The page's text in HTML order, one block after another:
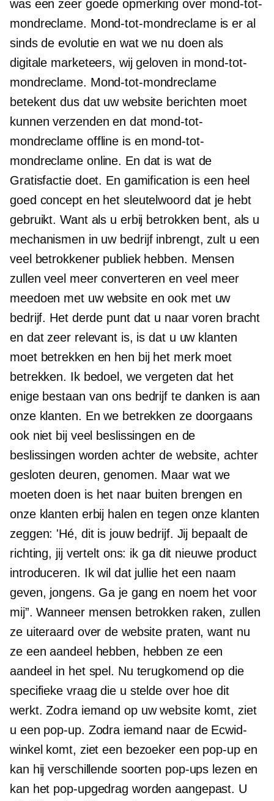
was een zeer goede opmerking over mond-tot-
mondreclame. Mond-tot-mondreclame is er al
sinds de evolutie en wat we nu doen als
digitale marketeers, wij geloven in mond-tot-
mondreclame. Mond-tot-mondreclame
betekent dus dat uw website berichten moet
kunnen verzenden en dat mond-tot-
mondreclame offline is en mond-tot-
mondreclame online. En dat is wat de
Gratisfactie doet. En gamification is een heel
goed concept en het sleutelwoord dat je hebt
gebruikt. Want als u erbij betrokken bent, als u
mechanismen in uw bedrijf inbrengt, zult u een
veel betrokkener publiek hebben. Mensen
zullen veel meer converteren en veel meer
meedoen met uw website en ook met uw
bedrijf. Het derde punt dat u naar voren bracht
en dat zeer relevant is, is dat u uw klanten
moet betrekken en hen bij het merk moet
betrekken. Ik bedoel, we vergeten dat het
enige bestaan ​​van ons bedrijf te danken is aan
onze klanten. En we betrekken ze doorgaans
ook niet bij veel beslissingen en de
beslissingen worden achter de website, achter
gesloten deuren, genomen. Maar wat we
moeten doen is het naar buiten brengen en
onze klanten erbij halen en tegen onze klanten
zeggen: 'Hé, dit is jouw bedrijf. Jij bepaalt de
richting, jij vertelt ons: ik ga dit nieuwe product
introduceren. Ik wil dat jullie het een naam
geven, jongens. Ga je gang en noem het voor
mij”. Wanneer mensen betrokken raken, zullen
ze uiteraard over de website praten, want nu
ze een aandeel hebben, hebben ze een
aandeel in het spel. Nu terugkomend op die
specifieke vraag die u stelde over hoe dit
werkt. Zodra iemand op uw website komt, ziet
u een pop-up. Zodra iemand naar de Ecwid-
winkel komt, ziet een bezoeker een pop-up en
kan hij verschillende soorten pop-ups lezen en
kan het pop-upgedrag worden aangepast. U